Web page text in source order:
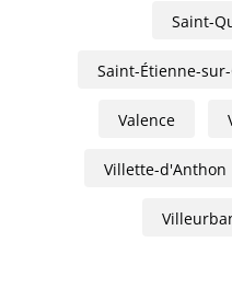
Saint-
Saint-Étienne-
Valence
Villette-d'Anthon